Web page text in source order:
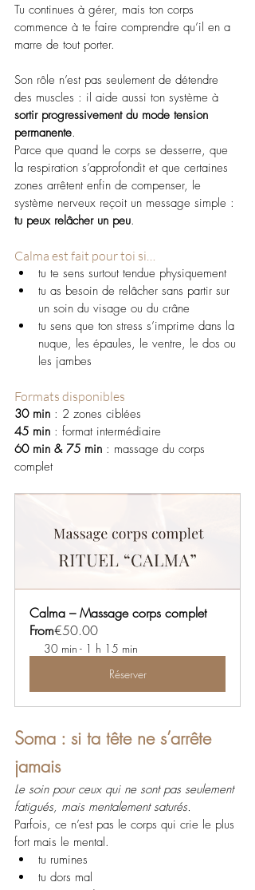
Tu continues à gérer, mais ton corps
commence à te faire comprendre qu’il en a
marre de tout porter.
Son rôle n’est pas seulement de détendre
des muscles : il aide aussi ton système à
sortir progressivement du mode tension
permanente.
Parce que quand le corps se desserre, que
la respiration s’approfondit et que certaines
zones arrêtent enfin de compenser, le
système nerveux reçoit un message simple :
tu peux relâcher un peu.
Calma est fait pour toi si…
tu te sens surtout tendue physiquement
tu as besoin de relâcher sans partir sur
un soin du visage ou du crâne
tu sens que ton stress s’imprime dans la
nuque, les épaules, le ventre, le dos ou
les jambes
Formats disponibles
30 min : 2 zones ciblées
45 min : format intermédiaire
60 min & 75 min : massage du corps
complet
Calma – Massage corps complet
From€50.00
30 min - 1 h 15 min
Réserver
Soma : si ta tête ne s’arrête
jamais
Le soin pour ceux qui ne sont pas seulement
fatigués, mais mentalement saturés.
Parfois, ce n’est pas le corps qui crie le plus
fort mais le mental.
tu rumines
tu dors mal